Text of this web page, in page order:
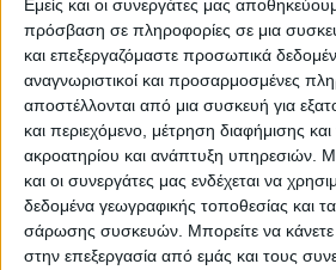
Εμείς και οι συνεργάτες μας
πρόσβαση σε πληροφορίες σε μια
και επεξεργαζόμαστε προσωπικά
αναγνωριστικοί και προσαρμοσμένες
αποστέλλονται από μια συσκευή για
και περιεχόμενο, μέτρηση διαφήμισης
ακροατηρίου και ανάπτυξη υπηρεσιών.
και οι συνεργάτες μας ενδέχεται να
δεδομένα γεωγραφικής τοποθεσίας και
σάρωσης συσκευών. Μπορείτε να κάνετε
στην επεξεργασία από εμάς και τους
Αυγούστου το ναυτικό πήρε
επόμενες δύο εβδομάδες η
σκοπεύει να ξεκινήσει
γυμνάσια βορειοδυτικά
πρόκειται για εξαγγελία
υπουργείου Άμυνας».
«Βυθίστε ελληνικό πλοίο»